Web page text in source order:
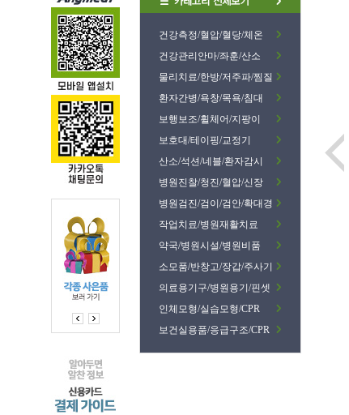
건강측정/혈압/혈당/체온
건강관리안마/좌훈/산소
물리치료/한방/저주파/찜질
환자간병/욕창/목욕/침대
보행보조/휠체어/지팡이
보호대/테이핑/교정기
산소/석션/네블/환자감시
병원진찰/청진/혈압/신장
병원검진/검이/검안/확대경
작업치료/병원재활치료
약국/병원시설/병원비품
소모품/반창고/장갑/주사기
의료용기구/병원용기/핀셋
인체모형/실습모형/CPR
보건실용품/응급구조/CPR